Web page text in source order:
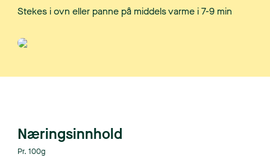
Stekes i ovn eller panne på middels varme i 7-9 min
Næringsinnhold
Pr. 100g